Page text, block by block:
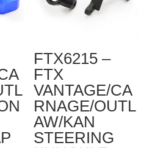
FTX6215 –
FTX
VANTAGE/CA
RNAGE/OUTL
AW/KAN
STEERING